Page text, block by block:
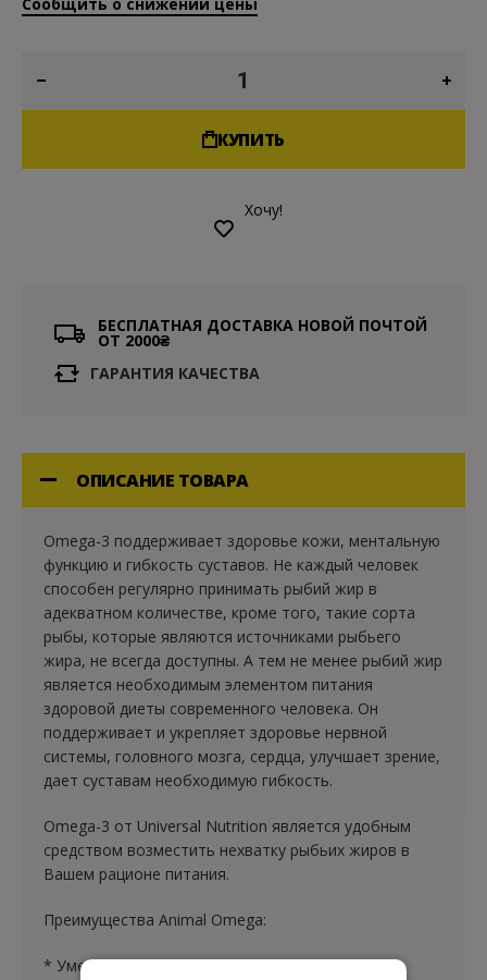
КУПИТЬ
Хочу!
БЕСПЛАТНАЯ ДОСТАВКА НОВОЙ ПОЧТОЙ
ОТ 2000₴
ГАРАНТИЯ КАЧЕСТВА
ОПИСАНИЕ ТОВАРА
Omega-3 поддерживает здоровье кожи, ментальную
функцию и гибкость суставов. Не каждый человек
способен регулярно принимать рыбий жир в
адекватном количестве, кроме того, такие сорта
рыбы, которые являются источниками рыбьего
жира, не всегда доступны. А тем не менее рыбий жир
является необходимым элементом питания
здоровой диеты современного человека. Он
поддерживает и укрепляет здоровье нервной
системы, головного мозга, сердца, улучшает зрение,
дает суставам необходимую гибкость.
Оmega-3 от Universal Nutrition является удобным
средством возместить нехватку рыбьих жиров в
Вашем рационе питания.
Преимущества Animal Omega:
* Уменьшает подкожный жир